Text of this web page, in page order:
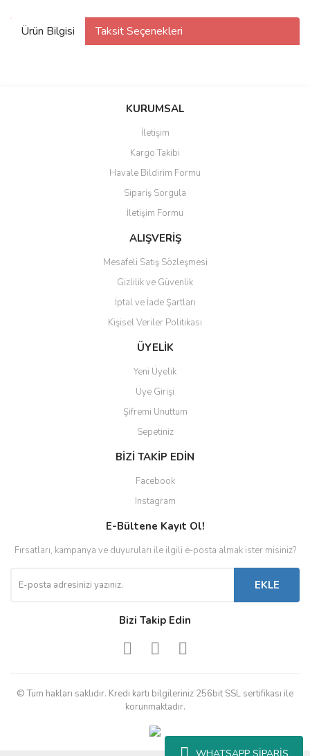
WHATSAPP SİPARİŞ
Ürün Bilgisi Taksit Seçenekleri
KURUMSAL
İletişim
Kargo Takibi
Havale Bildirim Formu
Sipariş Sorgula
İletişim Formu
ALIŞVERİŞ
Mesafeli Satış Sözleşmesi
Gizlilik ve Güvenlik
İptal ve İade Şartları
Kişisel Veriler Politikası
ÜYELİK
Yeni Üyelik
Üye Girişi
Şifremi Unuttum
Sepetiniz
BİZİ TAKİP EDİN
Facebook
Instagram
E-Bültene Kayıt Ol!
Fırsatları, kampanya ve duyuruları ile ilgili e-posta almak ister misiniz?
EKLE
Bizi Takip Edin
© Tüm hakları saklıdır. Kredi kartı bilgileriniz 256bit SSL sertifikası ile
korunmaktadır.